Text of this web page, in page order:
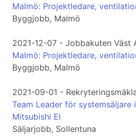
Malmö: Projektledare,
Byggjobb, Malmö
2021-12-07 - Jobbakuten Väst
Malmö: Projektledare,
Byggjobb, Malmö
2021-09-01 -
Team Leader för
Mitsubishi El
Säljarjobb, Sollentuna